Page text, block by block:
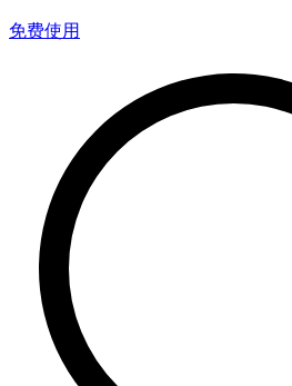
免费使用